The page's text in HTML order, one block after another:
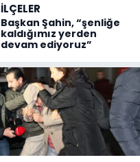
İLÇELER
Başkan Şahin, “şenliğe
kaldığımız yerden
devam ediyoruz”